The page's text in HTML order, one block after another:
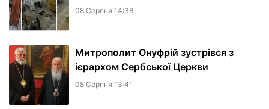
08 Серпня 14:38
Митрополит Онуфрій зустрівся з
ієрархом Сербської Церкви
08 Серпня 13:41